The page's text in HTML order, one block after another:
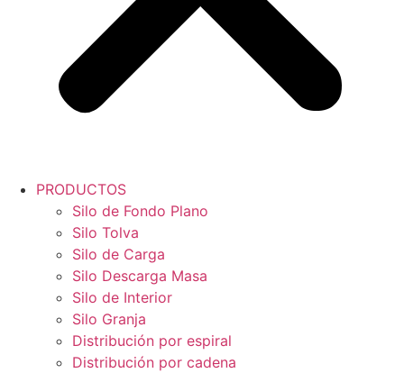
PRODUCTOS
Silo de Fondo Plano
Silo Tolva
Silo de Carga
Silo Descarga Masa
Silo de Interior
Silo Granja
Distribución por espiral
Distribución por cadena